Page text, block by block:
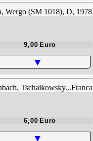
9,00 Euro
▼
6,00 Euro
▼